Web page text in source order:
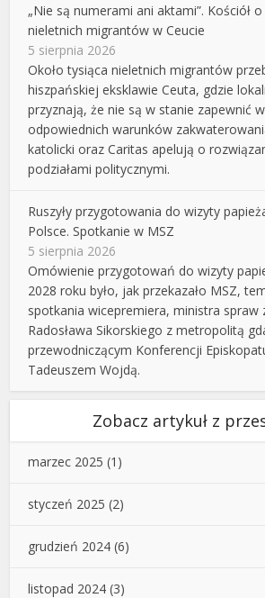
„Nie są numerami ani aktami”. Kościół
nieletnich migrantów w Ceucie
5 sierpnia 2026
Około tysiąca nieletnich migrantów
hiszpańskiej eksklawie Ceuta, gdzie
przyznają, że nie są w stanie zapewnić
odpowiednich warunków
katolicki oraz Caritas apelują o
podziałami politycznymi.
Ruszyły przygotowania do wizyty
Polsce. Spotkanie w MSZ
5 sierpnia 2026
Omówienie przygotowań do wizyty
2028 roku było, jak przekazało MSZ,
spotkania wicepremiera, ministra spraw
Radosława Sikorskiego z metropolitą
przewodniczącym Konferencji
Tadeuszem Wojdą.
Zobacz artykuł z
marzec 2025 (1)
styczeń 2025 (2)
grudzień 2024 (6)
listopad 2024 (3)